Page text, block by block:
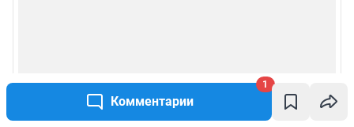
Комментарии
1